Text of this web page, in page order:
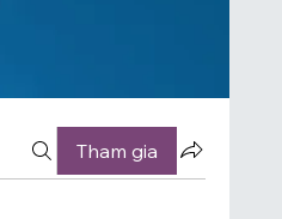
Tham gia